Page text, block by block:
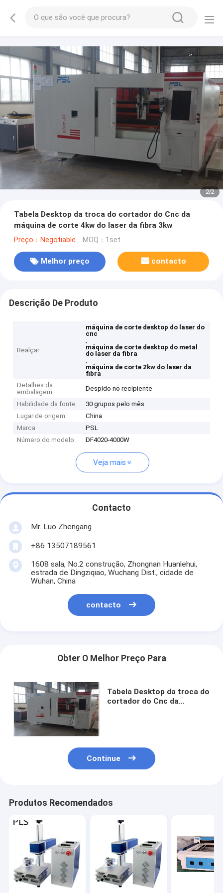
2/2
Tabela Desktop da troca do cortador do Cnc da
máquina de corte 4kw do laser da fibra 3kw
Preço：Negotiable MOQ：1set
Melhor preço contacto
Descrição De Produto
Realçar
máquina de corte desktop do laser do
cnc
,
máquina de corte desktop do metal
do laser da fibra
,
máquina de corte 2kw do laser da
fibra
Detalhes da
embalagem
Despido no recipiente
Habilidade da fonte
30 grupos pelo mês
Lugar de origem
China
Marca
PSL
Número do modelo
DF4020-4000W
Veja mais
Contacto
Mr. Luo Zhengang
+86 13507189561
1608 sala, No.2 construção, Zhongnan Huanlehui,
estrada de Dingziqiao, Wuchang Dist., cidade de
Wuhan, China
contacto
Obter O Melhor Preço Para
Tabela Desktop da troca do
cortador do Cnc da
Continue
Produtos Recomendados